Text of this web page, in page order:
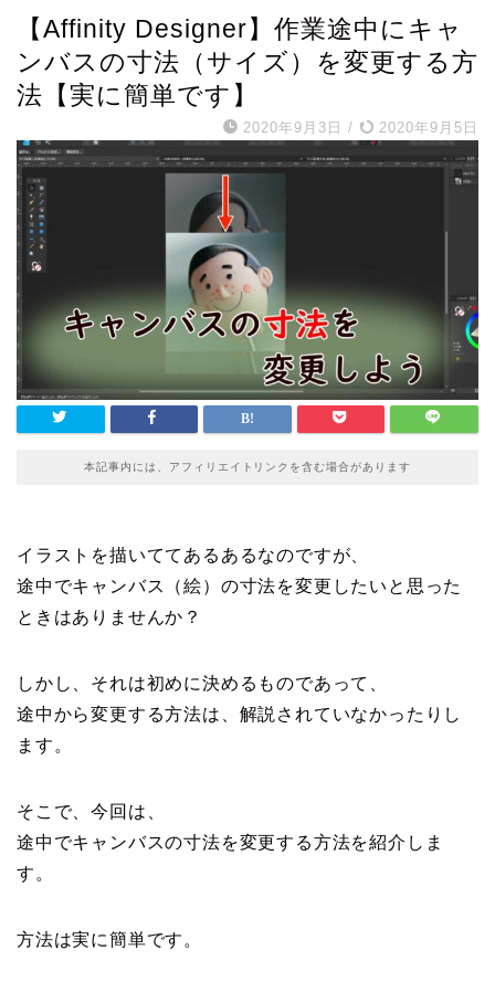
【Affinity Designer】作業途中にキャ
ンバスの寸法（サイズ）を変更する方
法【実に簡単です】
2020年9月3日 / 2020年9月5日
本記事内には、アフィリエイトリンクを含む場合があります
イラストを描いててあるあるなのですが、
途中でキャンバス（絵）の寸法を変更したいと思った
ときはありませんか？
しかし、それは初めに決めるものであって、
途中から変更する方法は、解説されていなかったりし
ます。
そこで、今回は、
途中でキャンバスの寸法を変更する方法を紹介しま
す。
方法は実に簡単です。